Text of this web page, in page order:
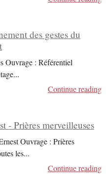
des gestes du
Ouvrage : Référentiel
...
Continue reading
- Prières merveilleuses
Ouvrage : Prières
les...
Continue reading